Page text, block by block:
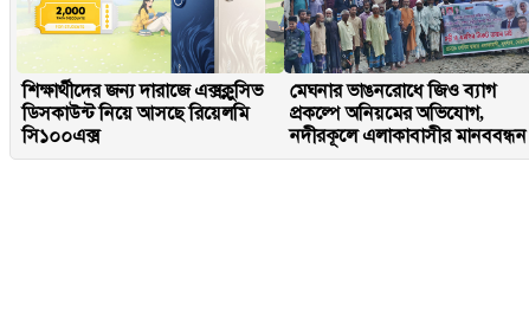
শিক্ষার্থীদের জন্য দারাজে এক্সক্লুসিভ
ডিসকাউন্ট নিয়ে আসছে রিয়েলমি
সি১০০এক্স
মেঘনার ভাঙনরোধে জিও ব্যাগ
প্রকল্পে অনিয়মের অভিযোগ,
নদীরকূলে এলাকাবাসীর মানববন্ধন